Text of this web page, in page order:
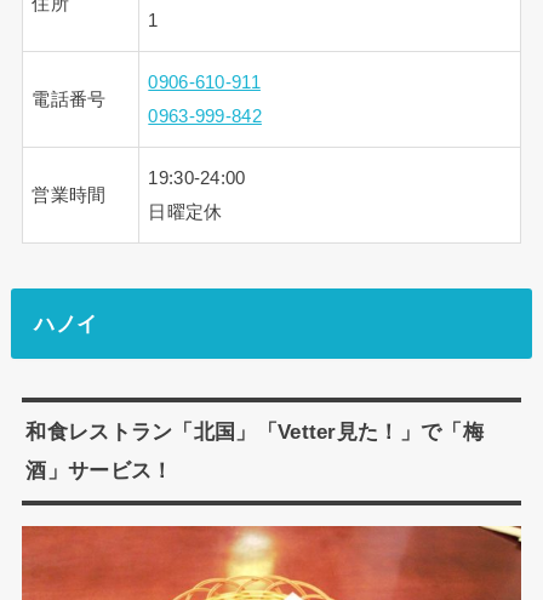
住所
1
電話番号
0906-610-911
0963-999-842
営業時間
19:30-24:00
日曜定休
ハノイ
和食レストラン「北国」「Vetter見た！」で「梅
酒」サービス！